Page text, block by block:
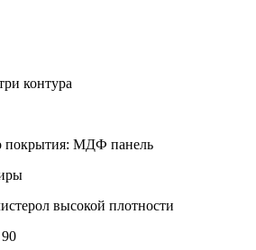
контура
покрытия: МДФ панель
высокой плотности
90